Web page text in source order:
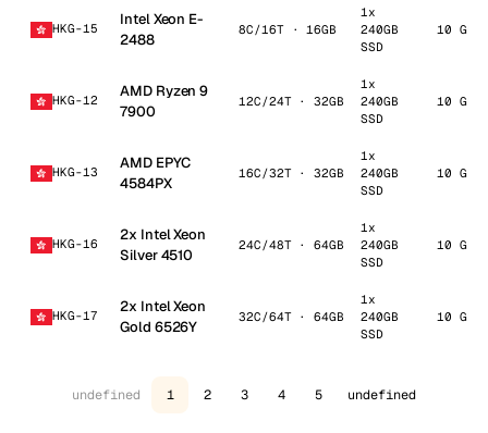
HKG-15
Intel Xeon E-
2488
8C/16T · 16GB
1x
240GB
SSD
10
HKG-12
AMD Ryzen 9
7900
12C/24T · 32GB
1x
240GB
SSD
10
HKG-13
AMD EPYC
4584PX
16C/32T · 32GB
1x
240GB
SSD
10
HKG-16
2x Intel Xeon
Silver 4510
24C/48T · 64GB
1x
240GB
SSD
10
HKG-17
2x Intel Xeon
Gold 6526Y
32C/64T · 64GB
1x
240GB
SSD
10
undefined 1 2 3 4 5 undefined